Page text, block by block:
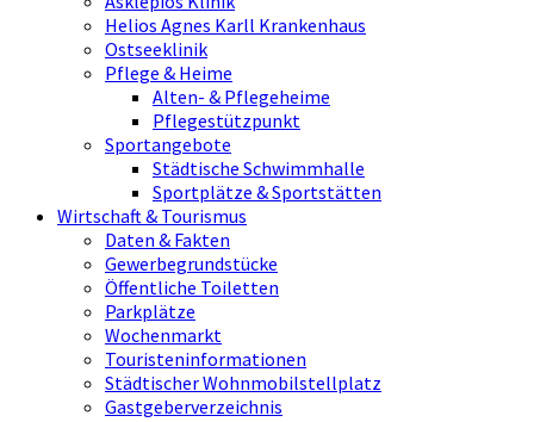
Helios Agnes Karll Krankenhaus
Ostseeklinik
Pflege & Heime
Alten- & Pflegeheime
Pflegestützpunkt
Sportangebote
Städtische Schwimmhalle
Sportplätze & Sportstätten
Wirtschaft & Tourismus
Daten & Fakten
Gewerbegrundstücke
Öffentliche Toiletten
Parkplätze
Wochenmarkt
Touristeninformationen
Städtischer Wohnmobilstellplatz
Gastgeberverzeichnis